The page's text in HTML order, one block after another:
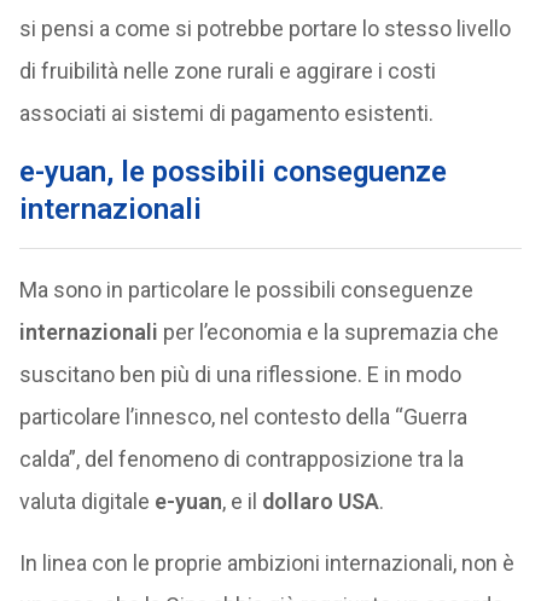
si pensi a come si potrebbe portare lo stesso livello
di fruibilità nelle zone rurali e aggirare i costi
associati ai sistemi di pagamento esistenti.
e-yuan, le possibili conseguenze
internazionali
Ma sono in particolare le possibili conseguenze
internazionali per l’economia e la supremazia che
suscitano ben più di una riflessione. E in modo
particolare l’innesco, nel contesto della “Guerra
calda”, del fenomeno di contrapposizione tra la
valuta digitale e-yuan, e il dollaro USA.
In linea con le proprie ambizioni internazionali, non è